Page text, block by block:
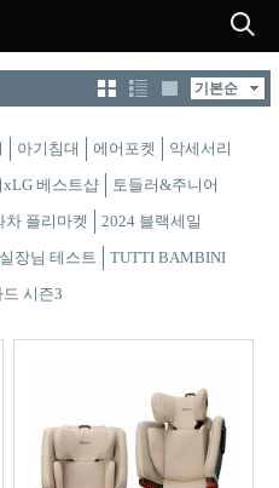
아기침대 에어포켓
악세서리
xLG 베스트샵
토들러&주니어
플리마켓
2024 블랙세일
장님 테스트
TUTTI BAMBINI
시즌3